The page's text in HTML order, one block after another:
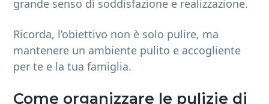
grande senso di soddisfazione e realizzazione.
Ricorda, l’obiettivo non è solo pulire, ma
mantenere un ambiente pulito e accogliente
per te e la tua famiglia.
Come organizzare le pulizie di